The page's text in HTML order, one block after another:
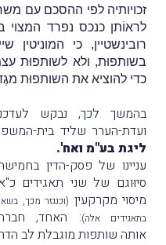
זכויותיה לפי ההסכם עם
לראוֹתן כנכס נפרד המצוי
רובינשטיין, כי
בשותפוּת, ולא לשותפוּת
כדי להוציא את השותפוּת
בהמשך לכך, נבקש
ועדת-הערר שליד בית-
ליגת בע"מ ואח'.
עניינו של פסק-הדין
סיוּוגם של שני תאגידים
מיסוי מקרקעין (וכנגזר מכך,
בתאגידים אלה): האחד,
אותה שותפות מוגבלת לב